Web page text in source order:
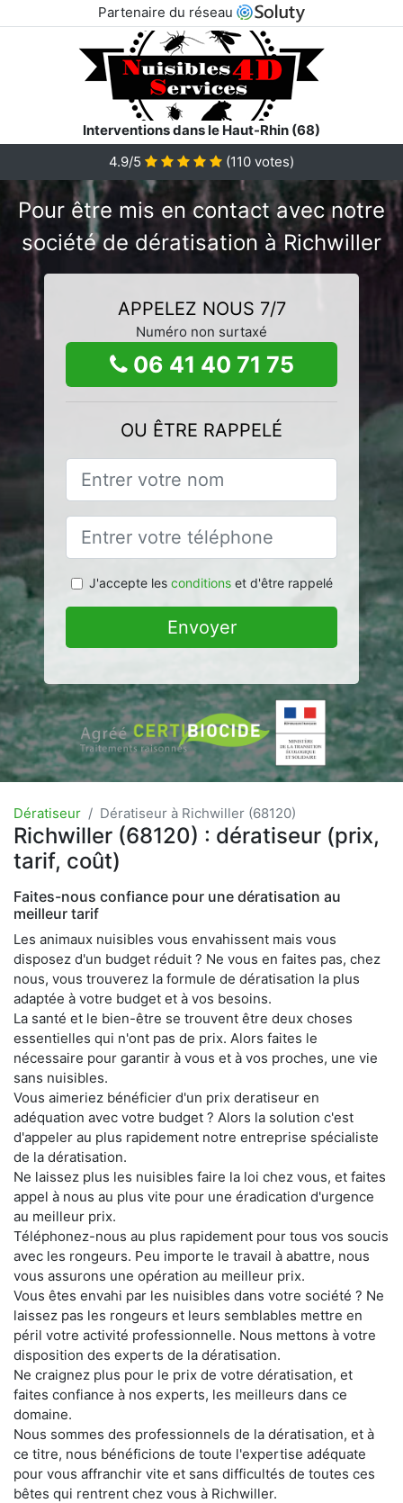
Partenaire du réseau
Interventions dans le Haut-Rhin (68)
4.9/5
(110 votes)
Pour être mis en contact avec notre
société de dératisation à Richwiller
APPELEZ NOUS 7/7
Numéro non surtaxé
06 41 40 71 75
OU ÊTRE RAPPELÉ
J'accepte les conditionset d'être rappelé
Envoyer
Dératiseur Dératiseur à Richwiller (68120)
Richwiller (68120) : dératiseur (prix,
tarif, coût)
Faites-nous confiance pour une dératisation au
meilleur tarif
Les animaux nuisibles vous envahissent mais vous
disposez d'un budget réduit ? Ne vous en faites pas, chez
nous, vous trouverez la formule de dératisation la plus
adaptée à votre budget et à vos besoins.
La santé et le bien-être se trouvent être deux choses
essentielles qui n'ont pas de prix. Alors faites le
nécessaire pour garantir à vous et à vos proches, une vie
sans nuisibles.
Vous aimeriez bénéficier d'un prix deratiseur en
adéquation avec votre budget ? Alors la solution c'est
d'appeler au plus rapidement notre entreprise spécialiste
de la dératisation.
Ne laissez plus les nuisibles faire la loi chez vous, et faites
appel à nous au plus vite pour une éradication d'urgence
au meilleur prix.
Téléphonez-nous au plus rapidement pour tous vos soucis
avec les rongeurs. Peu importe le travail à abattre, nous
vous assurons une opération au meilleur prix.
Vous êtes envahi par les nuisibles dans votre société ? Ne
laissez pas les rongeurs et leurs semblables mettre en
péril votre activité professionnelle. Nous mettons à votre
disposition des experts de la dératisation.
Ne craignez plus pour le prix de votre dératisation, et
faites confiance à nos experts, les meilleurs dans ce
domaine.
Nous sommes des professionnels de la dératisation, et à
ce titre, nous bénéficions de toute l'expertise adéquate
pour vous affranchir vite et sans difficultés de toutes ces
bêtes qui rentrent chez vous à Richwiller.